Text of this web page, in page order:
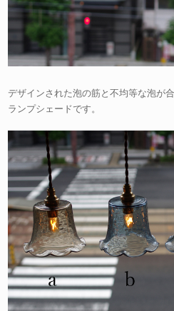
デザインされた泡の筋と不均等な泡が
ランプシェードです。